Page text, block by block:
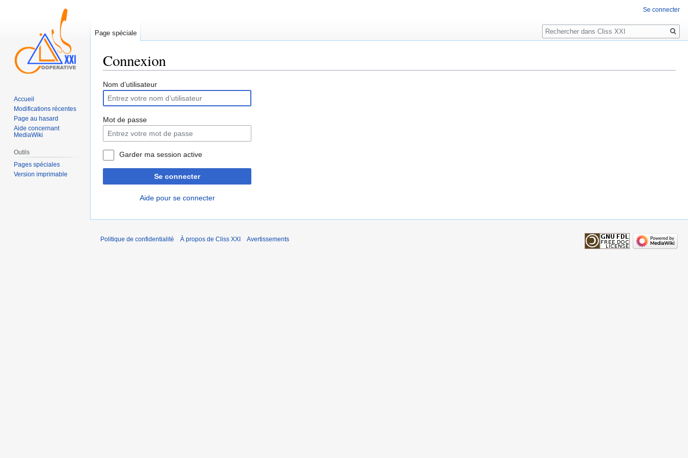
Connexion
Sauter
la
navigation
Sauter
la
recherche
Nom d’utilisateur
Mot de passe
Garder ma session active
Se connecter
Aide pour se connecter
Se connecter
Page spéciale
Rechercher
Accueil
Modifications récentes
Page au hasard
Aide concernant
MediaWiki
Outils
Pages spéciales
Version imprimable
Politique de confidentialité À propos de Cliss XXI Avertissements